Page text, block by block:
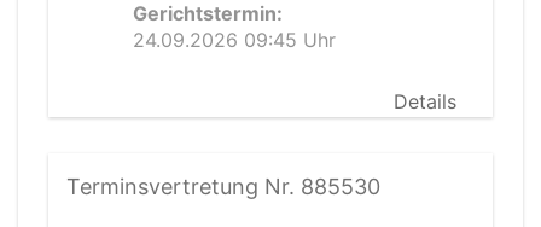
Gerichtstermin:
24.09.2026 09:45 Uhr
Details
Terminsvertretung Nr. 885530